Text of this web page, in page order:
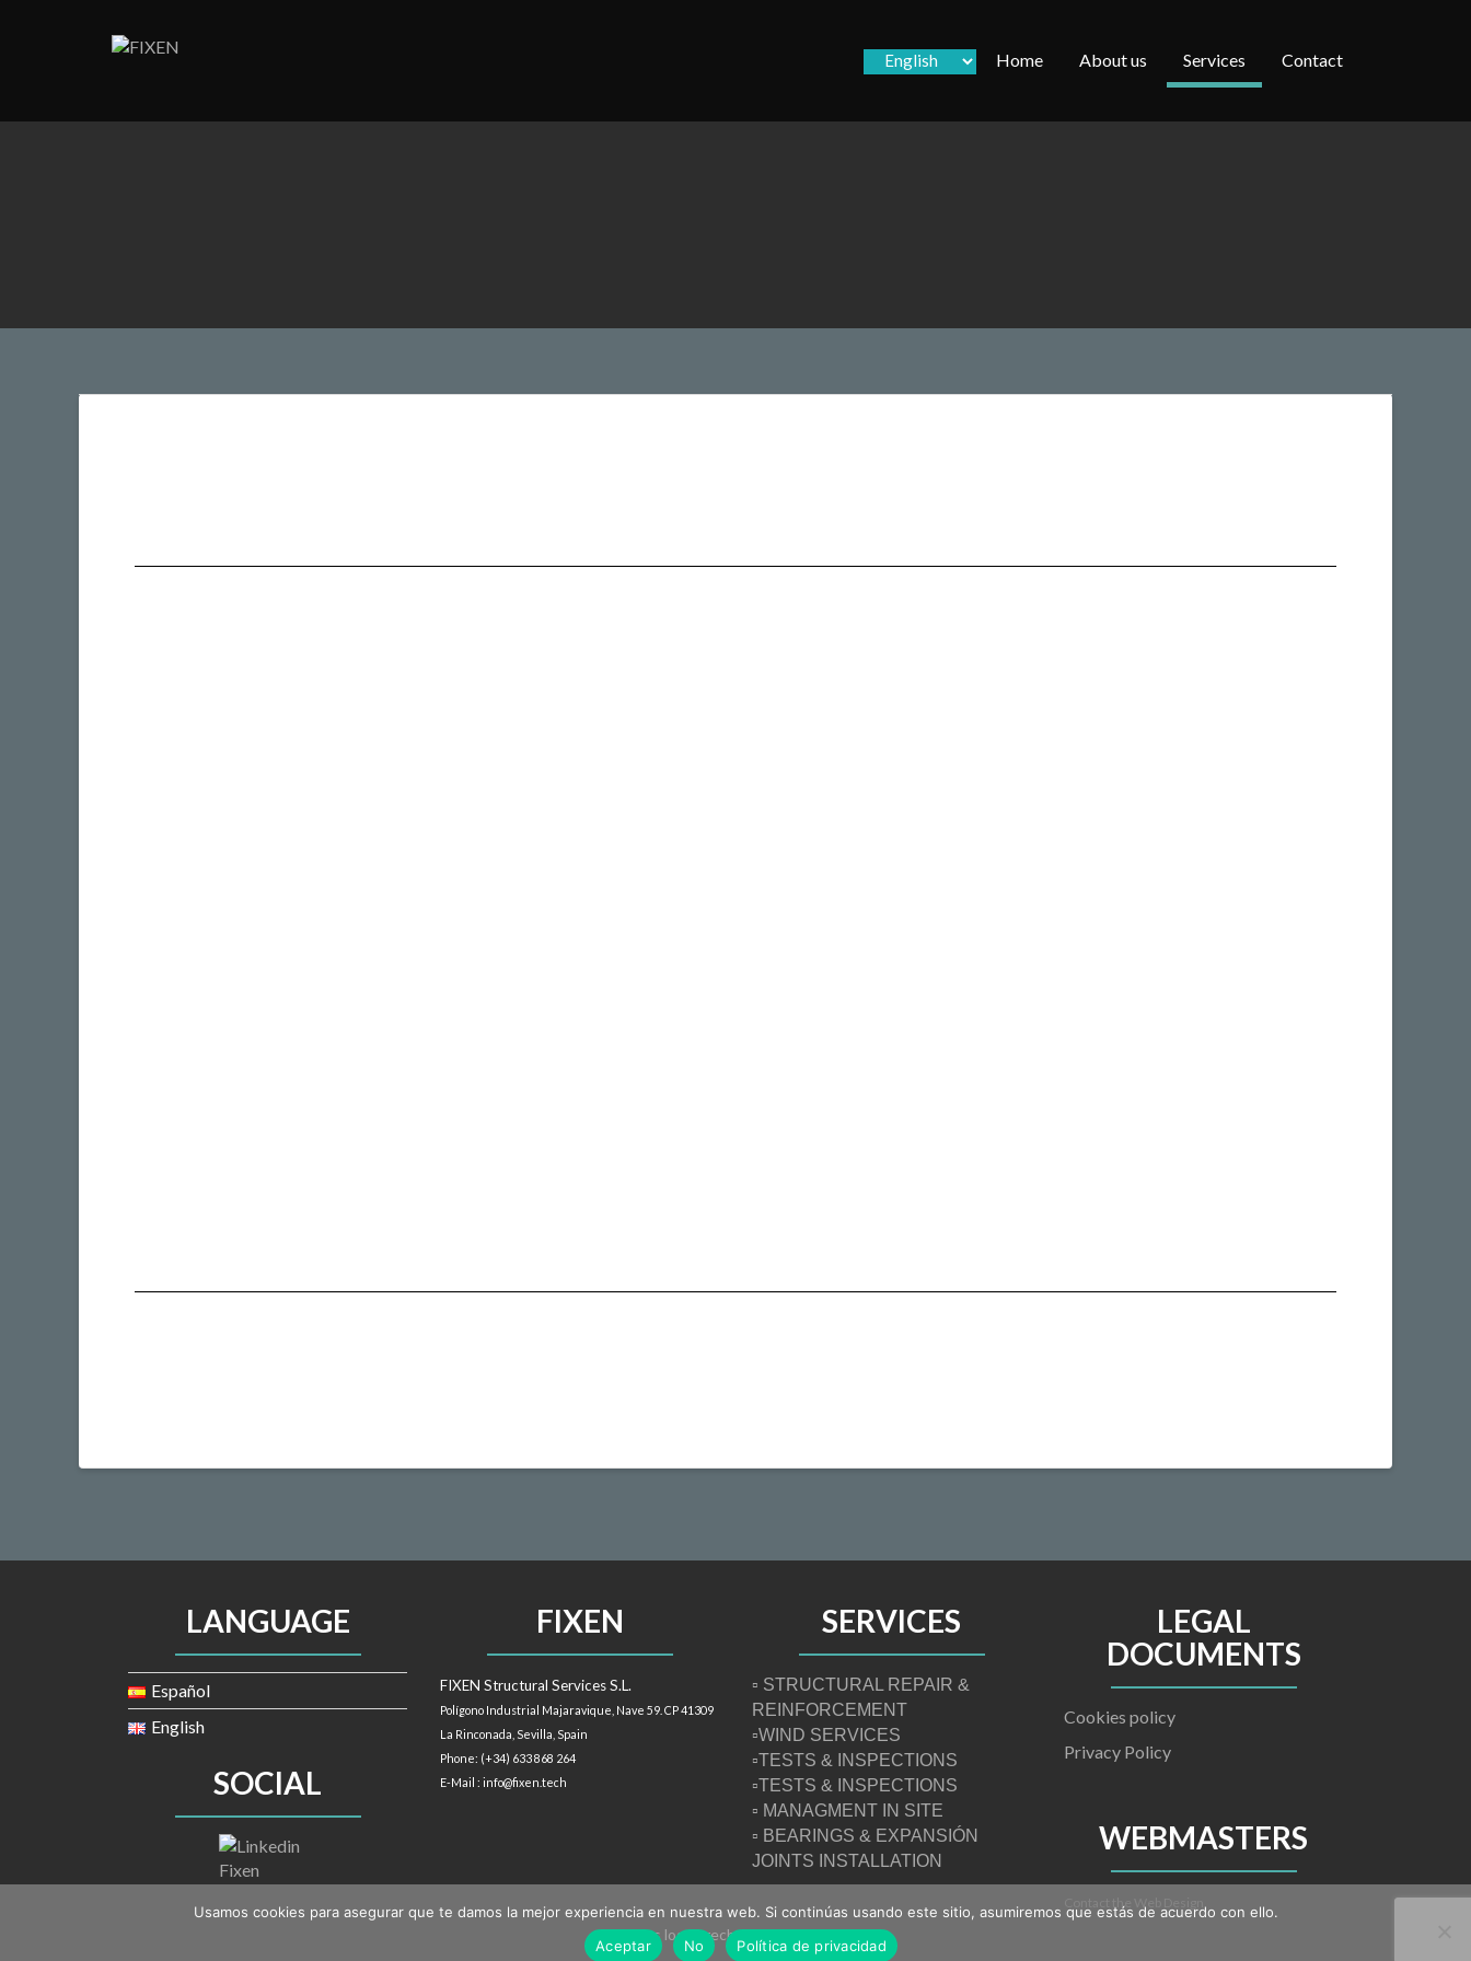
Home About us Services Contact
LANGUAGE
Español
English
SOCIAL
FIXEN
FIXEN Structural Services S.L.
Polígono Industrial Majaravique, Nave 59. CP 41309
La Rinconada, Sevilla, Spain
Phone: (+34) 633 868 264
E-Mail : info@fixen.tech
SERVICES
▫ STRUCTURAL REPAIR &
REINFORCEMENT
▫WIND SERVICES
▫TESTS & INSPECTIONS
▫TESTS & INSPECTIONS
▫ MANAGMENT IN SITE
▫ BEARINGS & EXPANSIÓN
JOINTS INSTALLATION
LEGAL
DOCUMENTS
Cookies policy
Privacy Policy
WEBMASTERS
Contact the Web Design
© Todos los derechos reservados 2020
Usamos cookies para asegurar que te damos la mejor experiencia en nuestra web. Si continúas usando este sitio, asumiremos que estás de acuerdo con ello.
Aceptar
No Política de privacidad